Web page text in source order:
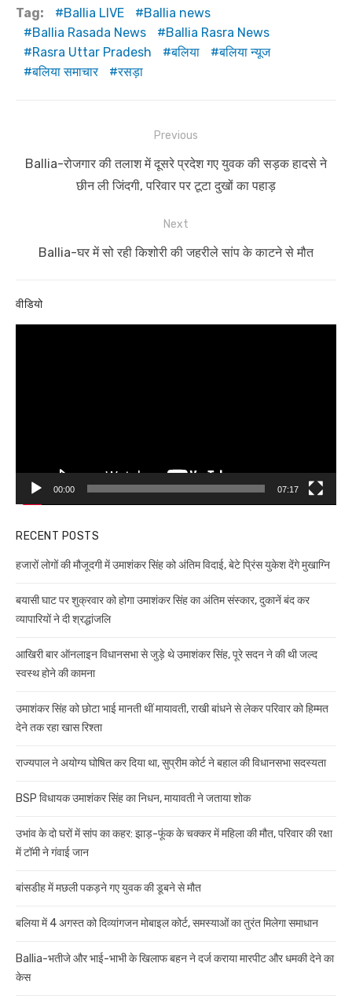
Tag: Ballia LIVE
Ballia news
Ballia Rasada News
Ballia Rasra News
Rasra Uttar Pradesh
बलिया
बलिया न्यूज
बलिया समाचार
रसड़ा
navigation
Previous
Previous
Ballia-रोजगार की तलाश में दूसरे प्रदेश गए युवक की सड़क हादसे ने
छीन ली जिंदगी, परिवार पर टूटा दुखों का पहाड़
Next
Next
Ballia-घर में सो रही किशोरी की जहरीले सांप के काटने से मौत
वीडियो
00:00 07:17
RECENT POSTS
हजारों लोगों की मौजूदगी में उमाशंकर सिंह को अंतिम विदाई, बेटे प्रिंस युकेश देंगे मुखाग्नि
बयासी घाट पर शुक्रवार को होगा उमाशंकर सिंह का अंतिम संस्कार, दुकानें बंद कर
व्यापारियों ने दी श्रद्धांजलि
आखिरी बार ऑनलाइन विधानसभा से जुड़े थे उमाशंकर सिंह, पूरे सदन ने की थी जल्द
स्वस्थ होने की कामना
उमाशंकर सिंह को छोटा भाई मानती थीं मायावती, राखी बांधने से लेकर परिवार को हिम्मत
देने तक रहा खास रिश्ता
राज्यपाल ने अयोग्य घोषित कर दिया था, सुप्रीम कोर्ट ने बहाल की विधानसभा सदस्यता
BSP विधायक उमाशंकर सिंह का निधन, मायावती ने जताया शोक
उभांव के दो घरों में सांप का कहर: झाड़-फूंक के चक्कर में महिला की मौत, परिवार की रक्षा
में टॉमी ने गंवाई जान
बांसडीह में मछली पकड़ने गए युवक की डूबने से मौत
बलिया में 4 अगस्त को दिव्यांगजन मोबाइल कोर्ट, समस्याओं का तुरंत मिलेगा समाधान
Ballia-भतीजे और भाई-भाभी के खिलाफ बहन ने दर्ज कराया मारपीट और धमकी देने का
केस